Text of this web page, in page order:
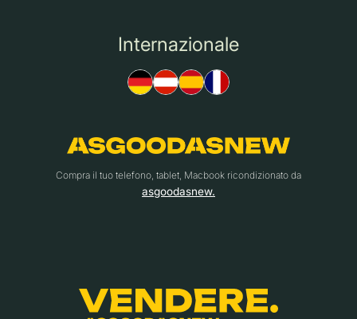
Internazionale
Compra il tuo telefono, tablet, Macbook ricondizionato da
asgoodasnew.